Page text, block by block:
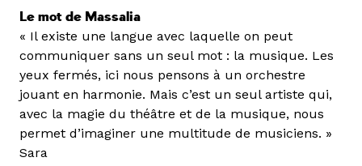
Le mot de Massalia
« Il existe une langue avec laquelle on peut
communiquer sans un seul mot : la musique. Les
yeux fermés, ici nous pensons à un orchestre
jouant en harmonie. Mais c’est un seul artiste qui,
avec la magie du théâtre et de la musique, nous
permet d’imaginer une multitude de musiciens. »
Sara